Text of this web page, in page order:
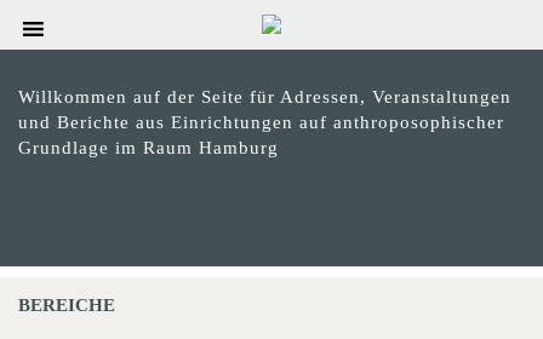
Willkommen auf der Seite für Adressen, Veranstaltungen
und Berichte aus Einrichtungen auf anthroposophischer
Grundlage im Raum Hamburg
BEREICHE